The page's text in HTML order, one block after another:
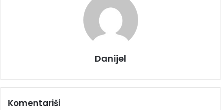
Danijel
Komentariši